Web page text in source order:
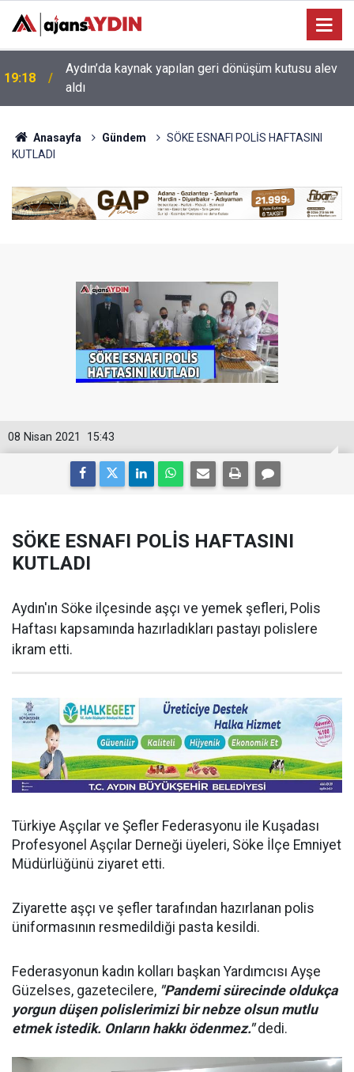
17:34 Aydın’da otomobil karşı şeritteki araca çarptı
Anasayfa Gündem
SÖKE ESNAFI POLİS HAFTASINI
KUTLADI
15:43
08 Nisan 2021
SÖKE ESNAFI POLİS HAFTASINI
KUTLADI
Aydın'ın Söke ilçesinde aşçı ve yemek şefleri, Polis
Haftası kapsamında hazırladıkları pastayı polislere
ikram etti.
Türkiye Aşçılar ve Şefler Federasyonu ile Kuşadası
Profesyonel Aşçılar Derneği üyeleri, Söke İlçe Emniyet
Müdürlüğünü ziyaret etti.
Ziyarette aşçı ve şefler tarafından hazırlanan polis
üniformasının resmedildiği pasta kesildi.
Federasyonun kadın kolları başkan Yardımcısı Ayşe
Güzelses, gazetecilere, "Pandemi sürecinde oldukça
yorgun düşen polislerimizi bir nebze olsun mutlu
etmek istedik. Onların hakkı ödenmez."dedi.